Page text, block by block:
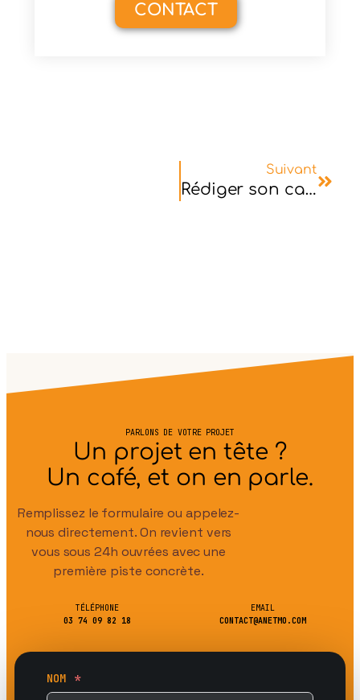
CONTACT
Suivant
Rédiger son cahier des charges pour un site e-commerce
PARLONS DE VOTRE PROJET
Un projet en tête ?
Un café, et on en parle.
Remplissez le formulaire ou appelez-
nous directement. On revient vers
vous sous 24h ouvrées avec une
première piste concrète.
TÉLÉPHONE
03 74 09 82 18
EMAIL
CONTACT@ANETMO.COM
NOM